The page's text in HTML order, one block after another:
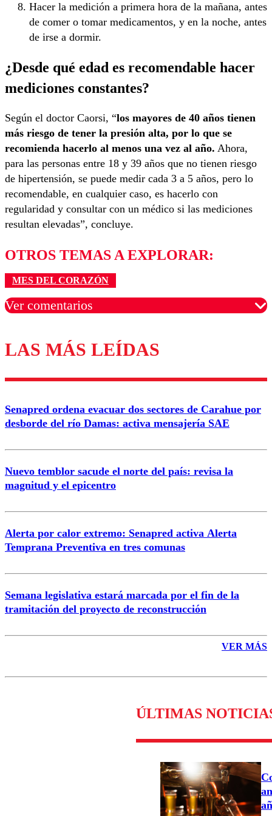
Hacer la medición a primera hora de la mañana, antes
de comer o tomar medicamentos, y en la noche, antes
de irse a dormir.
¿Desde qué edad es recomendable hacer
mediciones constantes?
Según el doctor Caorsi, “los mayores de 40 años tienen
más riesgo de tener la presión alta, por lo que se
recomienda hacerlo al menos una vez al año. Ahora,
para las personas entre 18 y 39 años que no tienen riesgo
de hipertensión, se puede medir cada 3 a 5 años, pero lo
recomendable, en cualquier caso, es hacerlo con
regularidad y consultar con un médico si las mediciones
resultan elevadas”, concluye.
OTROS TEMAS A EXPLORAR:
MES DEL CORAZÓN
Ver comentarios
Los comentarios son moderados para garantizar un
diálogo respetuoso.
Nombre
Correo
LAS MÁS LEÍDAS
Senapred ordena evacuar dos sectores de Carahue por
desborde del río Damas: activa mensajería SAE
Nuevo temblor sacude el norte del país: revisa la
magnitud y el epicentro
Alerta por calor extremo: Senapred activa Alerta
Temprana Preventiva en tres comunas
Semana legislativa estará marcada por el fin de la
tramitación del proyecto de reconstrucción
VER MÁS
ÚLTIMAS